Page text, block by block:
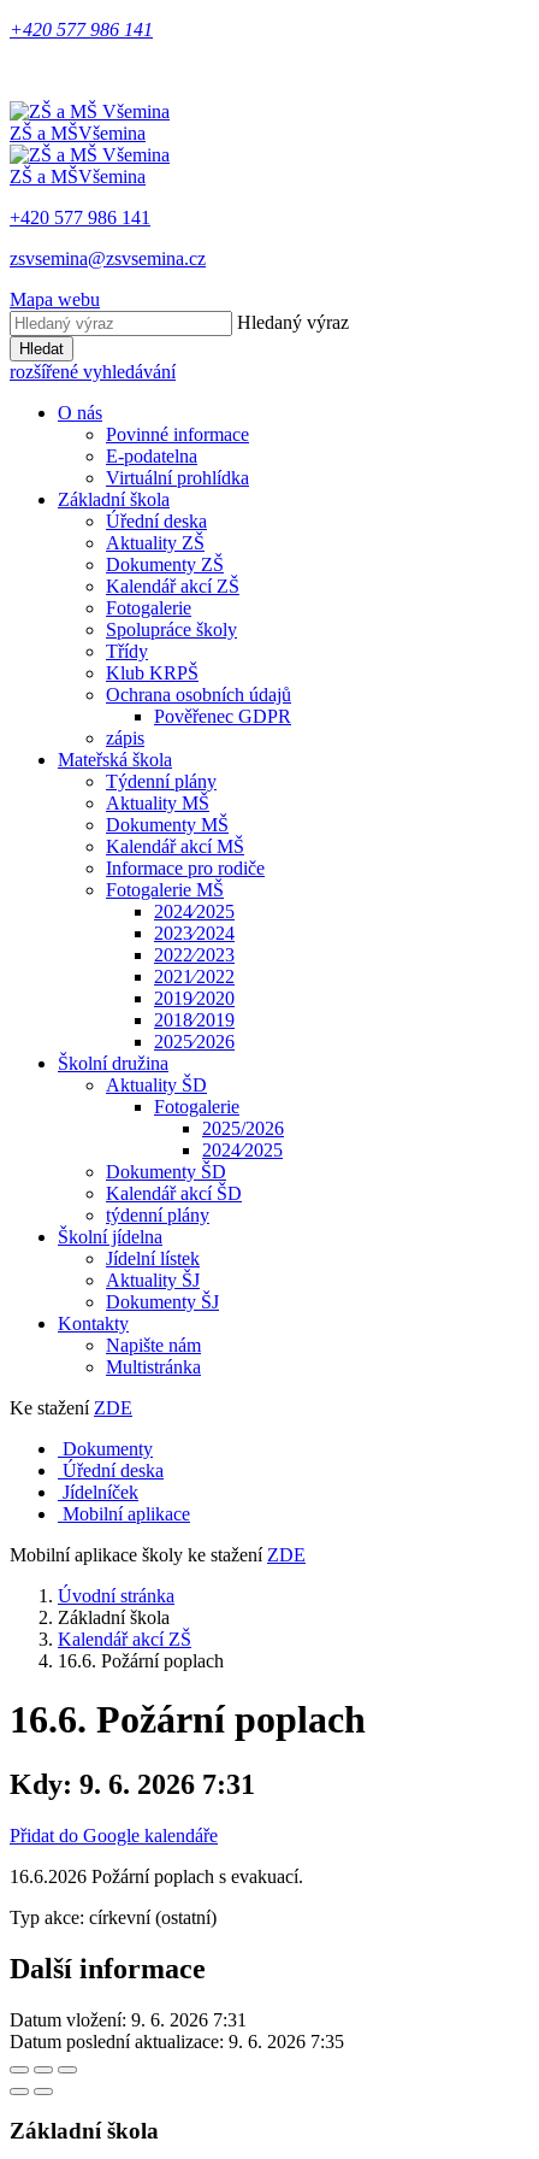
+420 577 986 141
ZŠ a MŠVšemina
ZŠ a MŠVšemina
+420 577 986 141
zsvsemina@zsvsemina.cz
Mapa webu
Hledaný výraz
Hledat
rozšířené vyhledávání
O nás
Povinné informace
E-podatelna
Virtuální prohlídka
Základní škola
Úřední deska
Aktuality ZŠ
Dokumenty ZŠ
Kalendář akcí ZŠ
Fotogalerie
Spolupráce školy
Třídy
Klub KRPŠ
Ochrana osobních údajů
Pověřenec GDPR
zápis
Mateřská škola
Týdenní plány
Aktuality MŠ
Dokumenty MŠ
Kalendář akcí MŠ
Informace pro rodiče
Fotogalerie MŠ
2024⁄2025
2023⁄2024
2022⁄2023
2021⁄2022
2019⁄2020
2018⁄2019
2025⁄2026
Školní družina
Aktuality ŠD
Fotogalerie
2025/2026
2024⁄2025
Dokumenty ŠD
Kalendář akcí ŠD
týdenní plány
Školní jídelna
Jídelní lístek
Aktuality ŠJ
Dokumenty ŠJ
Kontakty
Napište nám
Multistránka
Ke stažení ZDE
Dokumenty
Úřední deska
Jídelníček
Mobilní aplikace
Mobilní aplikace školy ke stažení ZDE
Úvodní stránka
Základní škola
Kalendář akcí ZŠ
16.6. Požární poplach
16.6. Požární poplach
Kdy: 9. 6. 2026 7:31
Přidat do Google kalendáře
16.6.2026 Požární poplach s evakuací.
Typ akce: církevní (ostatní)
Další informace
Datum vložení: 9. 6. 2026 7:31
Datum poslední aktualizace: 9. 6. 2026 7:35
Základní škola